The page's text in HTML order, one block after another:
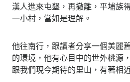
漢人進來屯墾，再撤離，平埔族
一小村，當如是理解。
他往南行，跟讀者分享一個美麗
的環境，他有心目中的世外桃源
跟我們現今期待的里山，有著相